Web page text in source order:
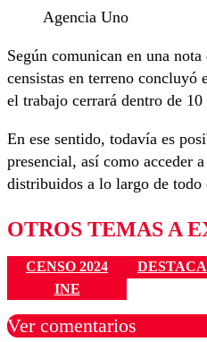
Agencia Uno
Según comunican en una
censistas en terreno concluyó
el trabajo cerrará dentro de 10
En ese sentido, todavía es
presencial, así como acceder
distribuidos a lo largo de
OTROS TEMAS A
CENSO 2024
INE
Ver comentarios